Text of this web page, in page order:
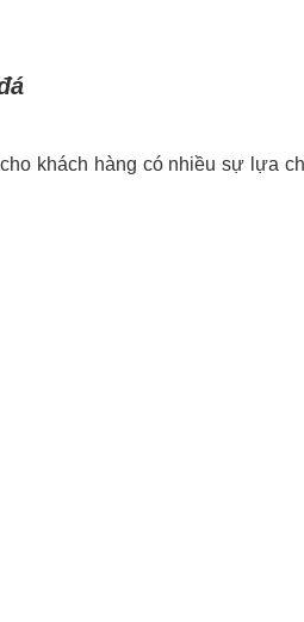
khách hàng có nhiều sự lựa